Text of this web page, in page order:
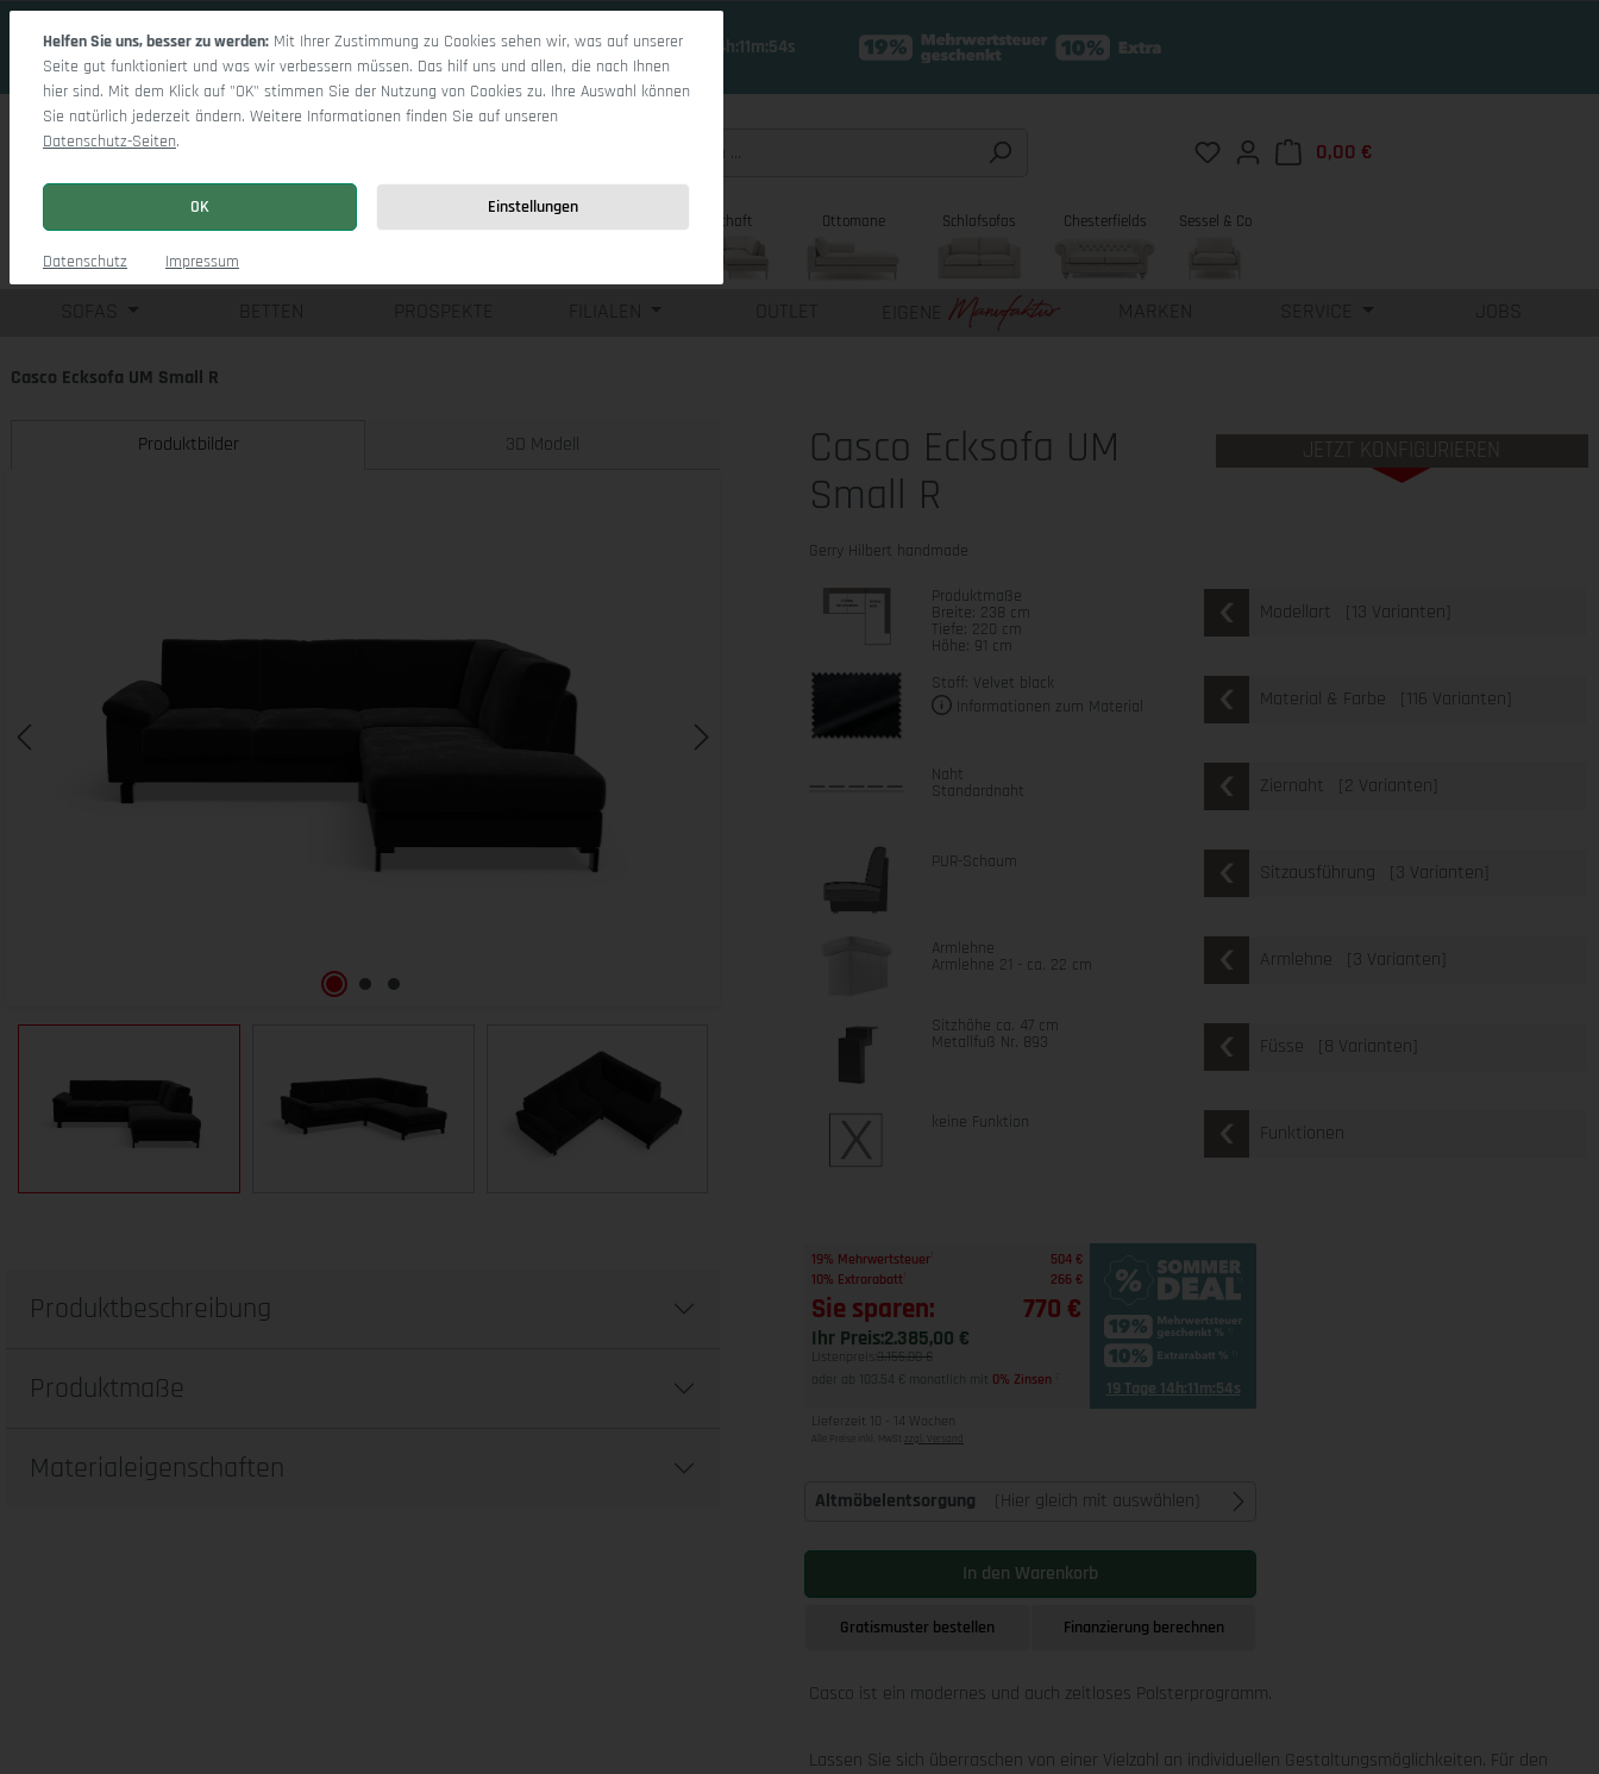
19 Tage 14h:11m:53s
Du hast 0 Produkte auf dem Merkzettel
0,00 €
Wohnlandschaft Ottomane Schlafsofas Chesterfields Sessel & Co
BETTEN PROSPEKTE FILIALEN OUTLET EIGENE MARKEN SERVICE JOBS
Casco Ecksofa UM Small R
Produktbilder
3D Modell
Casco Ecksofa UM
Small R
Gerry Hilbert handmade
JETZT KONFIGURIEREN
Produktmaße
Breite: 238 cm
Tiefe: 220 cm
Höhe: 91 cm
Modellart [13 Varianten]
Stoff: Velvet black
Informationen zum Material
Material & Farbe [116 Varianten]
Naht
Standardnaht Ziernaht [2 Varianten]
PUR-Schaum Sitzausführung [3 Varianten]
Armlehne
Armlehne 21 - ca. 22 cm Armlehne [3 Varianten]
Sitzhöhe ca. 47 cm
Metallfuß Nr. 893 Füsse [8 Varianten]
keine Funktion Funktionen
19% Mehrwertsteuer
504 €
10% Extrarabatt
266 €
Sie sparen: 770 €
Ihr Preis:2.385,00 €
Listenpreis: 3.155,00 €
oder ab 103,54 € monatlich mit 0% Zinsen 19 Tage 14h:11m:53s
Lieferzeit 10 - 14 Wochen
Alle Preise inkl. MwSt zzgl. Versand
Altmöbelentsorgung (Hier gleich mit auswählen)
In den Warenkorb
Gratismuster bestellen Finanzierung berechnen
Casco ist ein modernes und auch zeitloses Polsterprogramm.
Lassen Sie sich überraschen von einer Vielzahl an individuellen Gestaltungsmöglichkeiten. Für den
Produktbeschreibung
Produktmaße
Materialeigenschaften
Helfen Sie uns, besser zu werden: Mit Ihrer Zustimmung zu Cookies sehen wir, was auf unserer
Seite gut funktioniert und was wir verbessern müssen. Das hilf uns und allen, die nach Ihnen
hier sind. Mit dem Klick auf "OK" stimmen Sie der Nutzung von Cookies zu. Ihre Auswahl können
Sie natürlich jederzeit ändern. Weitere Informationen finden Sie auf unseren
Datenschutz-Seiten.
OK Einstellungen
Datenschutz Impressum